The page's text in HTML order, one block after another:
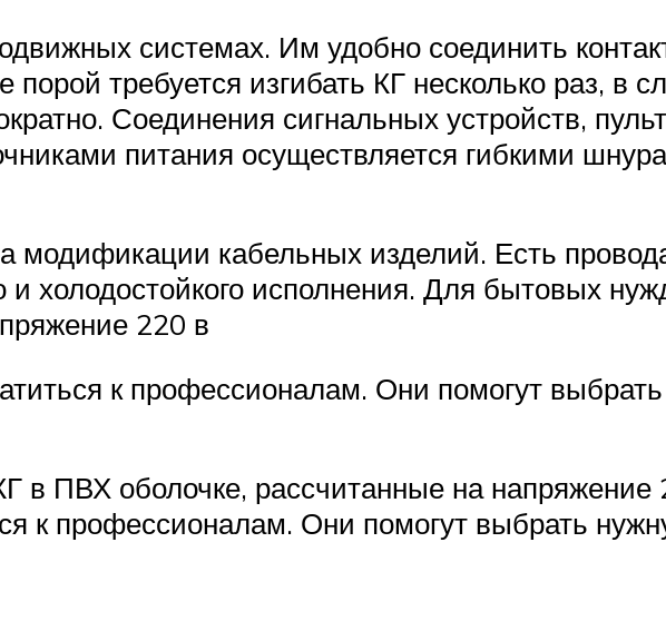
системах. Им удобно соединить
требуется изгибать КГ несколько раз, в
Соединения сигнальных устройств,
питания осуществляется гибкими
кабельных изделий. Есть
холодостойкого исполнения. Для бытовых
220 в
к профессионалам. Они помогут
в ПВХ оболочке, рассчитанные на напряжение
к профессионалам. Они помогут выбрать